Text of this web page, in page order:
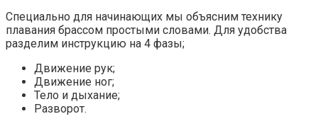
Специально для начинающих мы объясним технику
плавания брассом простыми словами. Для удобства
разделим инструкцию на 4 фазы;
Движение рук;
Движение ног;
Тело и дыхание;
Разворот.